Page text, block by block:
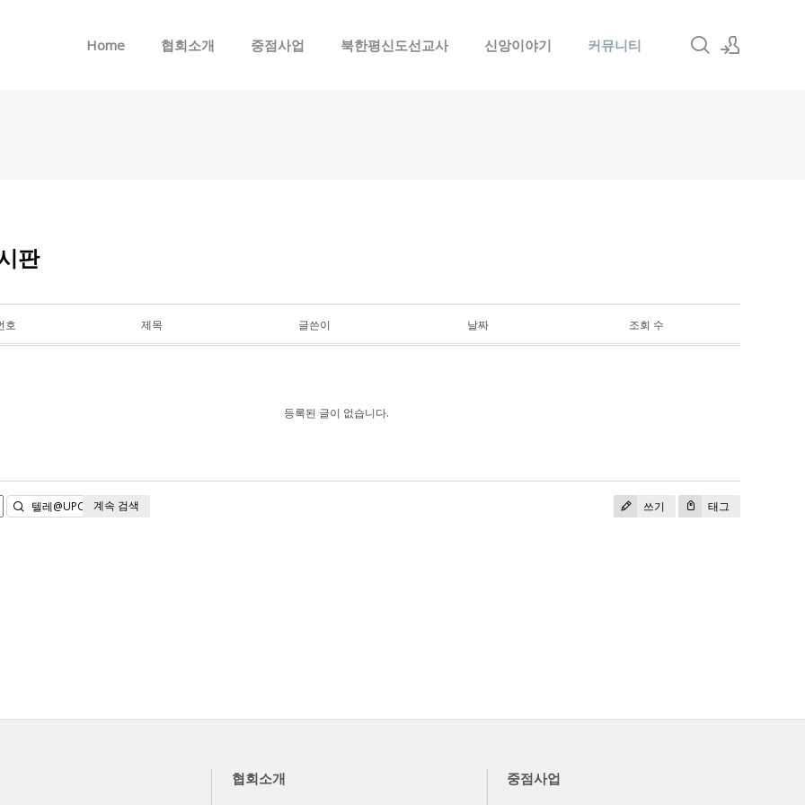
Home 협회소개 중점사업 북한평신도선교사 신앙이야기 커뮤니티
판
호 제목 글쓴이 날짜 조회 수
등록된 글이 없습니다.
쓰기 태그
검색
계속 검색
협회소개 중점사업